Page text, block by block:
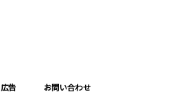
広告 お問い合わせ